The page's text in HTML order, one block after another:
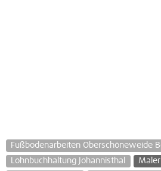
Fußbodenarbeiten Oberschöneweide
Lohnbuchhaltung Johannisthal